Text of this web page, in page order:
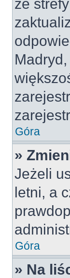
ze
Góra
»
Jeżeli
letni, a
Góra
» Na